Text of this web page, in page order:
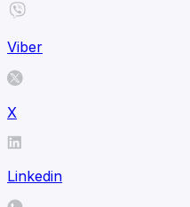
Viber
X
Linkedin